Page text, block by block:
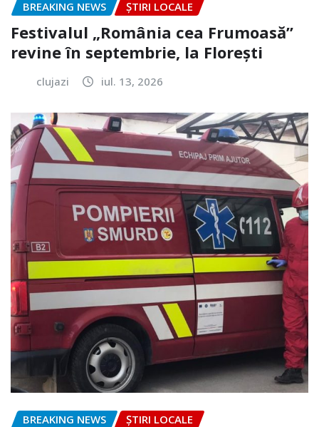
BREAKING NEWS ȘTIRI LOCALE
Festivalul „România cea Frumoasă”
revine în septembrie, la Florești
clujazi iul. 13, 2026
BREAKING NEWS ȘTIRI LOCALE